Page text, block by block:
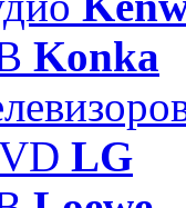
Konka
LG